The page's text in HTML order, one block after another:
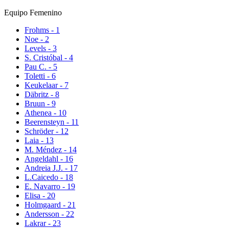
Equipo Femenino
Frohms - 1
Noe - 2
Levels - 3
S. Cristóbal - 4
Pau C. - 5
Toletti - 6
Keukelaar - 7
Däbritz - 8
Bruun - 9
Athenea - 10
Beerensteyn - 11
Schröder - 12
Laia - 13
M. Méndez - 14
Angeldahl - 16
Andreia J.J. - 17
L.Caicedo - 18
E. Navarro - 19
Elisa - 20
Holmgaard - 21
Andersson - 22
Lakrar - 23